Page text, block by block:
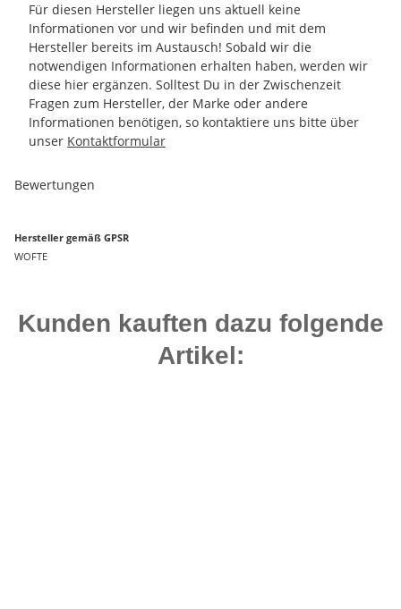
Für diesen Hersteller liegen uns aktuell keine
Informationen vor und wir befinden und mit dem
Hersteller bereits im Austausch! Sobald wir die
notwendigen Informationen erhalten haben, werden wir
diese hier ergänzen. Solltest Du in der Zwischenzeit
Fragen zum Hersteller, der Marke oder andere
Informationen benötigen, so kontaktiere uns bitte über
unser Kontaktformular
Bewertungen
Hersteller gemäß GPSR
WOFTE
Kunden kauften dazu folgende
Artikel: